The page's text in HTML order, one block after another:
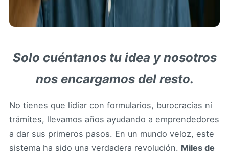
Solo cuéntanos tu idea y nosotros
nos encargamos del resto.
No tienes que lidiar con formularios, burocracias ni
trámites, llevamos años ayudando a emprendedores
a dar sus primeros pasos. En un mundo veloz, este
sistema ha sido una verdadera revolución. Miles de